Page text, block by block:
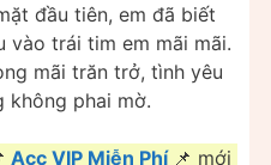
đầu tiên, em đã biết
vào trái tim em mãi mãi.
mãi trăn trở, tình yêu
không phai mờ.
Acc VIP Miễn Phí 📌 mới